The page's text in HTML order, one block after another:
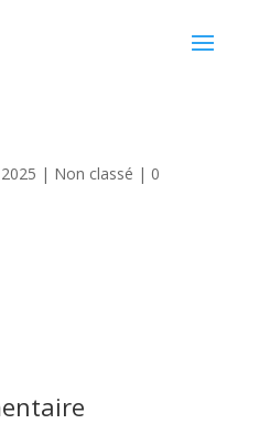
| Non classé | 0